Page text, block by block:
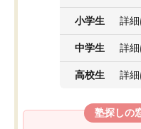
小学生 詳
中学生 詳
高校生 詳
塾探しの